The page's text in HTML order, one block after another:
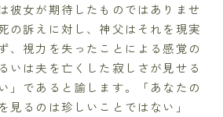
彼女が期待したものではありませ
の訴えに対し、神父はそれを現実
、視力を失ったことによる感覚の
いは夫を亡くした寂しさが見せる
」であると諭します。「あなたの
見るのは珍しいことではない」